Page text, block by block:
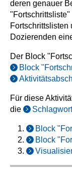
deren genauer
Fortschrittslisten
Dozierenden
Der Block
Block
Für diese
die
Block
Block